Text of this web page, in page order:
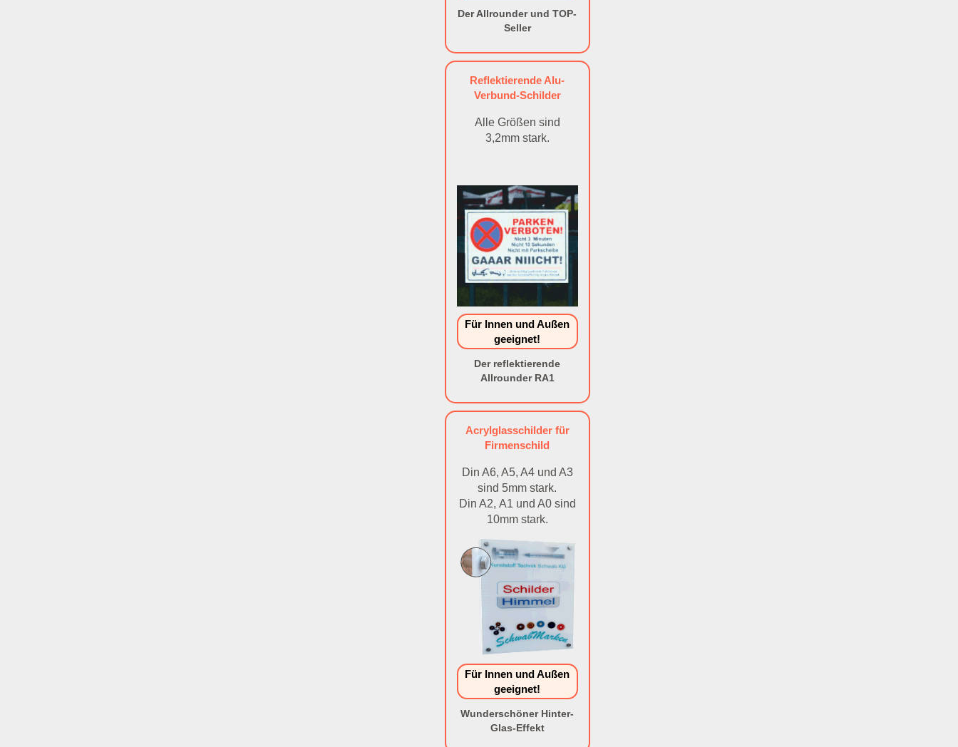
Der Allrounder und TOP-
Seller
Reflektierende Alu-
Verbund-Schilder
Alle Größen sind
3,2mm stark.
Für Innen und Außen
geeignet!
Der reflektierende
Allrounder RA1
Acrylglasschilder für
Firmenschild
Din A6, A5, A4 und A3
sind 5mm stark.
Din A2, A1 und A0 sind
10mm stark.
Für Innen und Außen
geeignet!
Wunderschöner Hinter-
Glas-Effekt